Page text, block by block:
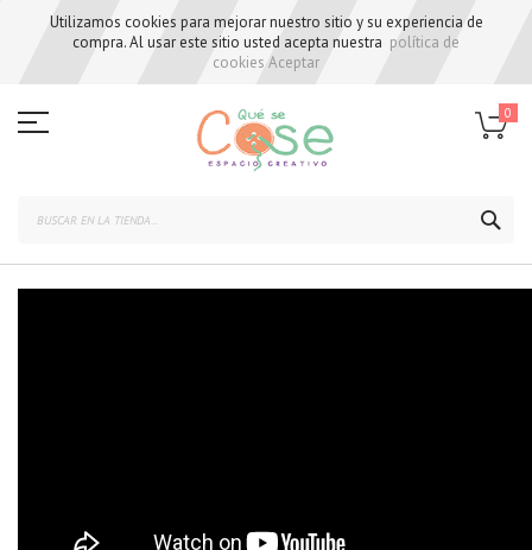
Utilizamos cookies para mejorar nuestro sitio y su experiencia de
compra. Al usar este sitio usted acepta nuestra política de
cookies Aceptar
to
Content
0